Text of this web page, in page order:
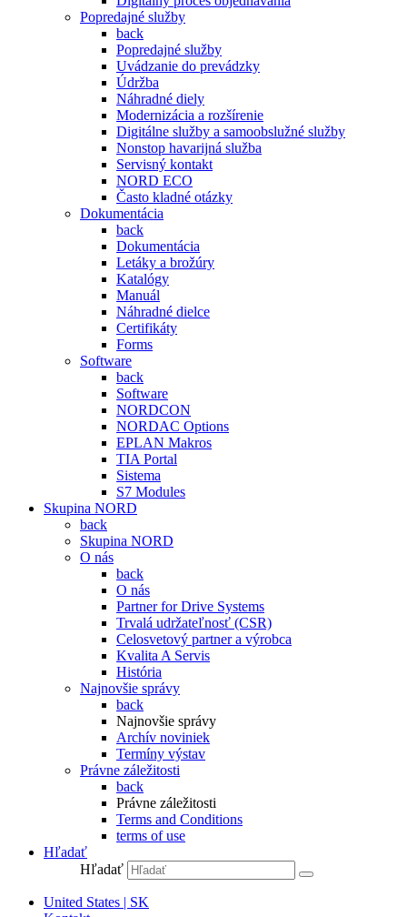
Popredajné služby
back
Popredajné služby
Uvádzanie do prevádzky
Údržba
Náhradné diely
Modernizácia a rozšírenie
Digitálne služby a samoobslužné služby
Nonstop havarijná služba
Servisný kontakt
NORD ECO
Často kladné otázky
Dokumentácia
back
Dokumentácia
Letáky a brožúry
Katalógy
Manuál
Náhradné dielce
Certifikáty
Forms
Software
back
Software
NORDCON
NORDAC Options
EPLAN Makros
TIA Portal
Sistema
S7 Modules
Skupina NORD
back
Skupina NORD
O nás
back
O nás
Partner for Drive Systems
Trvalá udržateľnosť (CSR)
Celosvetový partner a výrobca
Kvalita A Servis
História
Najnovšie správy
back
Najnovšie správy
Archív noviniek
Termíny výstav
Právne záležitosti
back
Právne záležitosti
Terms and Conditions
terms of use
Hľadať
Hľadať
United States | SK